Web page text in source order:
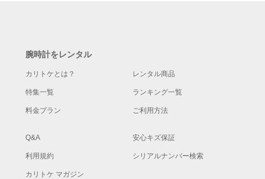
腕時計をレンタル
カリトケとは？ レンタル商品
特集一覧 ランキング一覧
料金プラン ご利用方法
Q&A 安心キズ保証
利用規約 シリアルナンバー検索
カリトケ マガジン